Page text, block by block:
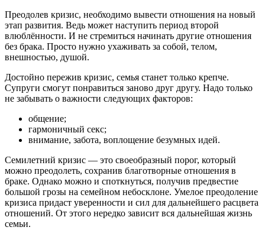
Преодолев кризис, необходимо вывести отношения на новый
этап развития. Ведь может наступить период второй
влюблённости. И не стремиться начинать другие отношения
без брака. Просто нужно ухаживать за собой, телом,
внешностью, душой.
Достойно пережив кризис, семья станет только крепче.
Супруги смогут понравиться заново друг другу. Надо только
не забывать о важности следующих факторов:
общение;
гармоничный секс;
внимание, забота, воплощение безумных идей.
Семилетний кризис — это своеобразный порог, который
можно преодолеть, сохранив благотворные отношения в
браке. Однако можно и споткнуться, получив предвестие
большой грозы на семейном небосклоне. Умелое преодоление
кризиса придаст уверенности и сил для дальнейшего расцвета
отношений. От этого нередко зависит вся дальнейшая жизнь
семьи.